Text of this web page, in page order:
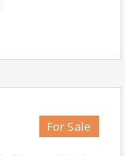
For Sale